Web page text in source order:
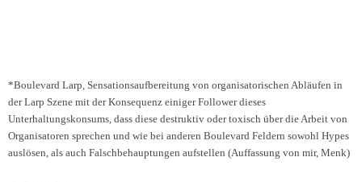
*Boulevard Larp, Sensationsaufbereitung von organisatorischen Abläufen in
der Larp Szene mit der Konsequenz einiger Follower dieses
Unterhaltungskonsums, dass diese destruktiv oder toxisch über die Arbeit von
Organisatoren sprechen und wie bei anderen Boulevard Feldern sowohl Hypes
auslösen, als auch Falschbehauptungen aufstellen (Auffassung von mir, Menk)